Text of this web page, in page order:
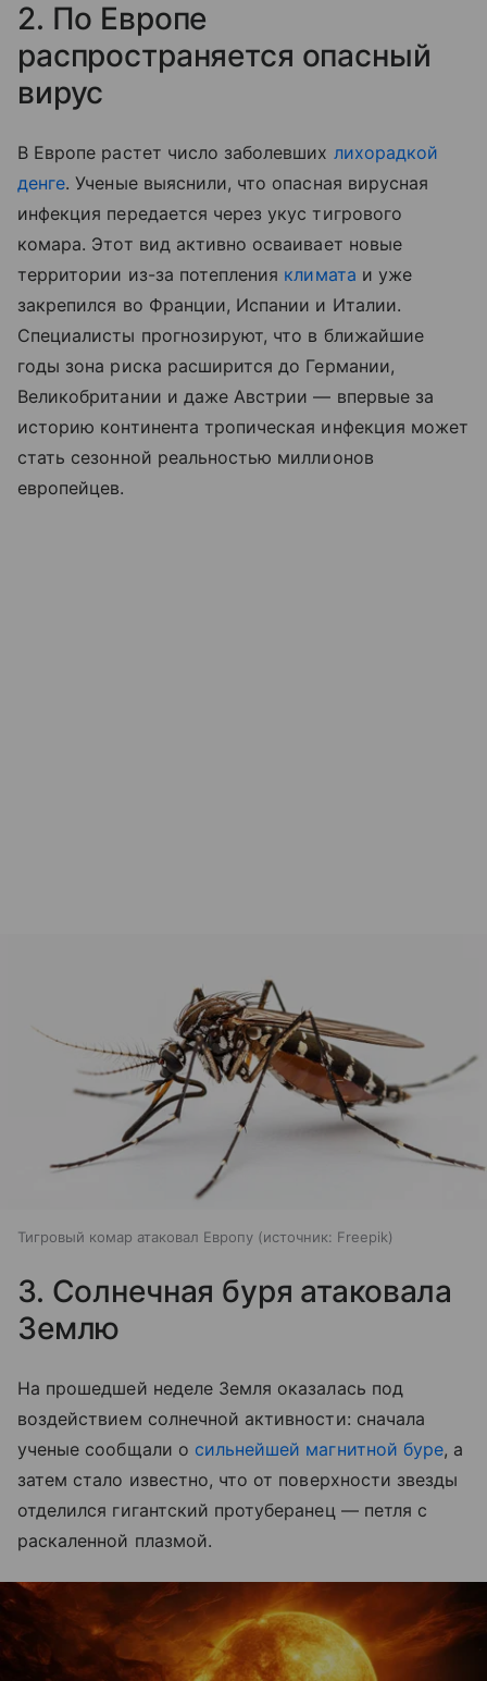
2. По Европе
распространяется опасный
вирус
В Европе растет число заболевших лихорадкой
денге. Ученые выяснили, что опасная вирусная
инфекция передается через укус тигрового
комара. Этот вид активно осваивает новые
территории из-за потепления климата и уже
закрепился во Франции, Испании и Италии.
Специалисты прогнозируют, что в ближайшие
годы зона риска расширится до Германии,
Великобритании и даже Австрии ― впервые за
историю континента тропическая инфекция может
стать сезонной реальностью миллионов
европейцев.
Тигровый комар атаковал Европу источник: Freepik
3. Солнечная буря атаковала
Землю
На прошедшей неделе Земля оказалась под
воздействием солнечной активности: сначала
ученые сообщали о сильнейшей магнитной буре, а
затем стало известно, что от поверхности звезды
отделился гигантский протуберанец ― петля с
раскаленной плазмой.